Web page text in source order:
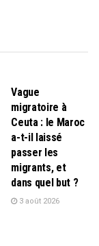
Vague
migratoire à
Ceuta : le Maroc
a-t-il laissé
passer les
migrants, et
dans quel but ?
3 août 2026